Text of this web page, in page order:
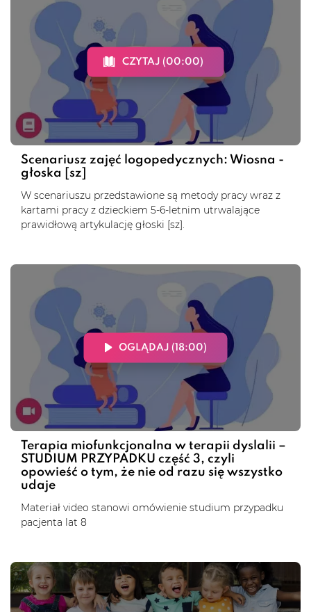
CZYTAJ (00:00)
Scenariusz zajęć logopedycznych: Wiosna -
głoska [sz]
W scenariuszu przedstawione są metody pracy wraz z
kartami pracy z dzieckiem 5-6-letnim utrwalające
prawidłową artykulację głoski [sz].
OGLĄDAJ (18:00)
Terapia miofunkcjonalna w terapii dyslalii –
STUDIUM PRZYPADKU część 3, czyli
opowieść o tym, że nie od razu się wszystko
udaje
Materiał video stanowi omówienie studium przypadku
pacjenta lat 8